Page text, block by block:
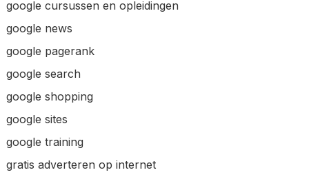
google cursussen en opleidingen
google news
google pagerank
google search
google shopping
google sites
google training
gratis adverteren op internet